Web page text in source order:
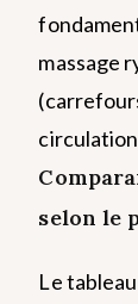
massage
selon le
Le